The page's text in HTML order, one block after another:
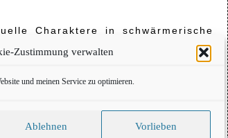
Zustimmung verwalten
und meinen Service zu optimieren.
Ablehnen Vorlieben
Charaktere in schwärmerische
oder Serien. Auch wenn mich
lieber meine Lesezeit mit ihm
und es bleibt doch immer mehr
versenken kann, dass man für